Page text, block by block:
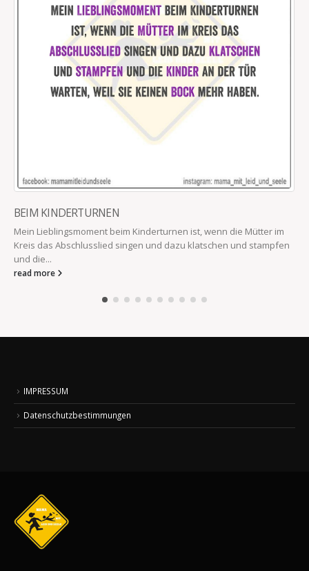
BEIM KINDERTURNEN
Mein Lieblingsmoment beim Kinderturnen ist, wenn die Mütter im
Kreis das Abschlusslied singen und dazu klatschen und stampfen
und die...
read more
IMPRESSUM
Datenschutzbestimmungen